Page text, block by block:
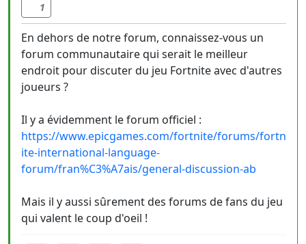
1
En dehors de notre forum, connaissez-vous un
forum communautaire qui serait le meilleur
endroit pour discuter du jeu Fortnite avec d'autres
joueurs ?
Il y a évidemment le forum officiel :
https://www.epicgames.com/fortnite/forums/fortn
ite-international-language-
forum/fran%C3%A7ais/general-discussion-ab
Mais il y aussi sûrement des forums de fans du jeu
qui valent le coup d'oeil !